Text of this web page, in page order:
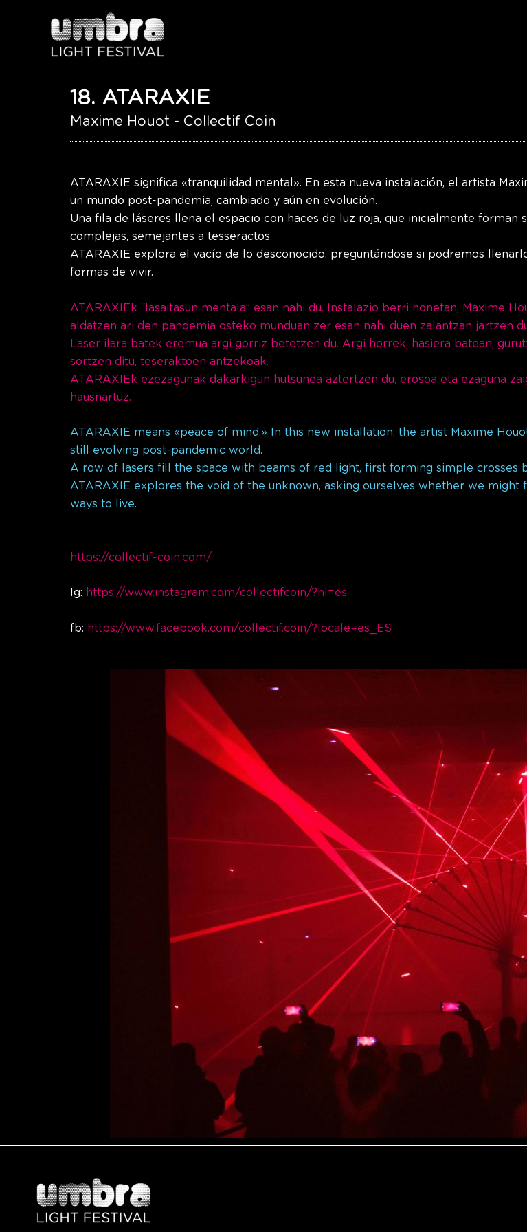
18. ATARAXIE
Maxime Houot - Collectif Coin
ATARAXIE significa «tranquilidad mental». En esta nueva instalación, el artista
un mundo post-pandemia, cambiado y aún en evolución.
Una fila de láseres llena el espacio con haces de luz roja, que inicialmente forman
complejas, semejantes a tesseractos.
ATARAXIE explora el vacío de lo desconocido, preguntándose si podremos
formas de vivir.
ATARAXIEk “lasaitasun mentala” esan nahi du. Instalazio berri honetan, Maxime
aldatzen ari den pandemia osteko munduan zer esan nahi duen zalantzan jartzen
Laser ilara batek eremua argi gorriz betetzen du. Argi horrek, hasiera batean,
sortzen ditu, teseraktoen antzekoak.
ATARAXIEk ezezagunak dakarkigun hutsunea aztertzen du, erosoa eta ezaguna
hausnartuz.
ATARAXIE means «peace of mind.» In this new installation, the artist Maxime
still evolving post-pandemic world.
A row of lasers fill the space with beams of red light, first forming simple crosses
ATARAXIE explores the void of the unknown, asking ourselves whether we
ways to live.
https://collectif-coin.com/
Ig: https://www.instagram.com/collectifcoin/?hl=es
fb: https://www.facebook.com/collectif.coin/?locale=es_ES